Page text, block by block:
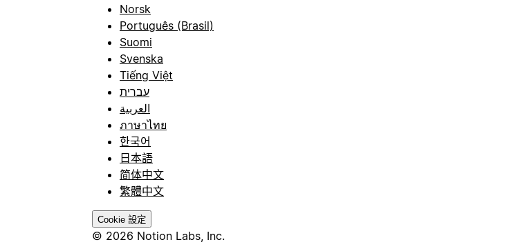
Norsk
Português (Brasil)
Suomi
Svenska
Tiếng Việt
עברית
العربية
ภาษาไทย
한국어
日本語
简体中文
繁體中文
Cookie 設定
© 2026 Notion Labs, Inc.